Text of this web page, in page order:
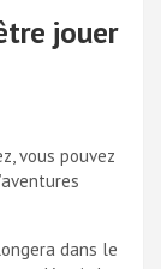
jouer
vous pouvez
dans le